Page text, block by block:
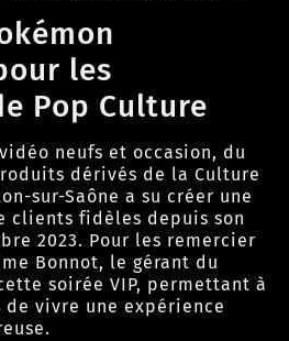
les
Pop Culture
neufs et occasion, du
dérivés de la Culture
sur-Saône a su créer une
clients fidèles depuis son
2023. Pour les remercier
Bonnot, le gérant du
soirée VIP, permettant à
vivre une expérience